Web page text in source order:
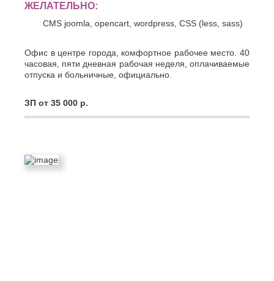
ЖЕЛАТЕЛЬНО:
CMS joomla, opencart, wordpress, CSS (less, sass)
Офис в центре города, комфортное рабочее место. 40
часовая, пяти дневная рабочая неделя, оплачиваемые
отпуска и больничные, официально.
ЗП от 35 000 р.